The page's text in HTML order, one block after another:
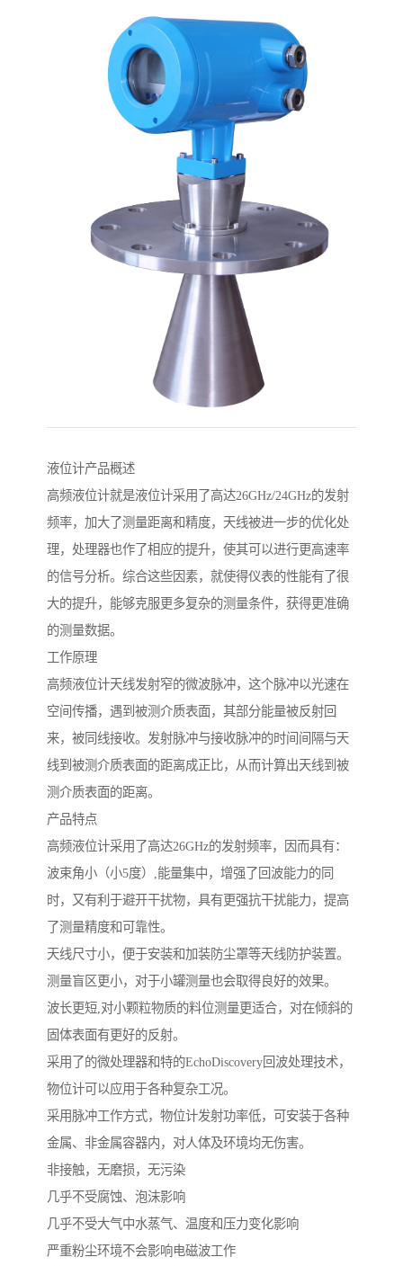
液位计产品概述
高频液位计就是液位计采用了高达26GHz/24GHz的发射
频率，加大了测量距离和精度，天线被进一步的优化处
理，处理器也作了相应的提升，使其可以进行更高速率
的信号分析。综合这些因素，就使得仪表的性能有了很
大的提升，能够克服更多复杂的测量条件，获得更准确
的测量数据。
工作原理
高频液位计天线发射窄的微波脉冲，这个脉冲以光速在
空间传播，遇到被测介质表面，其部分能量被反射回
来，被同线接收。发射脉冲与接收脉冲的时间间隔与天
线到被测介质表面的距离成正比，从而计算出天线到被
测介质表面的距离。
产品特点
高频液位计采用了高达26GHz的发射频率，因而具有：
波束角小（小5度）,能量集中，增强了回波能力的同
时，又有利于避开干扰物，具有更强抗干扰能力，提高
了测量精度和可靠性。
天线尺寸小，便于安装和加装防尘罩等天线防护装置。
测量盲区更小，对于小罐测量也会取得良好的效果。
波长更短,对小颗粒物质的料位测量更适合，对在倾斜的
固体表面有更好的反射。
采用了的微处理器和特的EchoDiscovery回波处理技术，
物位计可以应用于各种复杂工况。
采用脉冲工作方式，物位计发射功率低，可安装于各种
金属、非金属容器内，对人体及环境均无伤害。
非接触，无磨损，无污染
几乎不受腐蚀、泡沫影响
几乎不受大气中水蒸气、温度和压力变化影响
严重粉尘环境不会影响电磁波工作